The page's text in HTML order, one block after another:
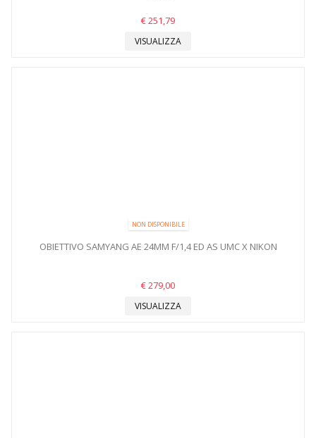
€ 251,79
VISUALIZZA
NON DISPONIBILE
OBIETTIVO SAMYANG AE 24MM F/1,4 ED AS UMC X NIKON
€ 279,00
VISUALIZZA